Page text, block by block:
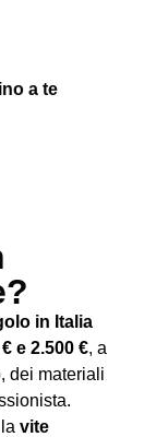
a te
in Italia
e 2.500 €, a
dei materiali
la vite